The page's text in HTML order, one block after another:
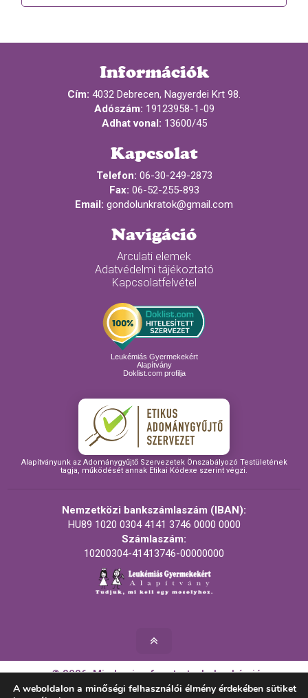
Információk
Cím: 4032 Debrecen, Nagyerdei Krt 98.
Adószám: 19123958-1-09
Adhat vonal: 13600/45
Kapcsolat
Telefon: 06-30-249-2873
Fax: 06-52-255-893
Email: gondolunkratok@gmail.com
Navigáció
Arculati elemek
Adatvédelmi tájékoztató
Kapcsolatfelvétel
Leukémiás Gyermekekért
Alapítvány
Doklist.com profilja
Alapítványunk az Adománygyűjtő Szervezetek Önszabályozó Testületének
tagja, működését annak Etikai Kódexe szerint végzi.
Nemzetközi bankszámlaszám (IBAN):
HU89 1020 0304 4141 3746 0000 0000
Számlaszám:
10200304-41413746-00000000
© 2026. Minden jog fenntartva! - Leukémiás
Gyermekekért Alapítvány
A weboldalon a minőségi felhasználói élmény érdekében sütiket